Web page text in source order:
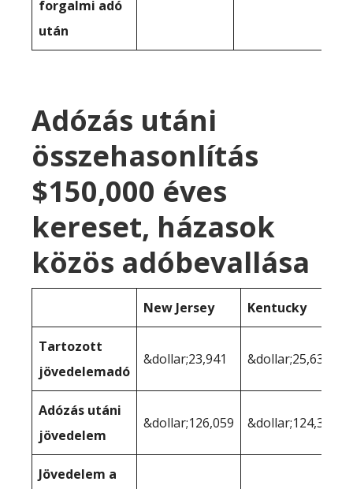
forgalmi adó
után
Adózás utáni
összehasonlítás
$150,000 éves
kereset, házasok
közös adóbevallása
New Jersey Kentucky
Tartozott
jövedelemadó
&dollar;23,941 &dollar;25,636
Adózás utáni
jövedelem
&dollar;126,059 &dollar;124,364
Jövedelem a